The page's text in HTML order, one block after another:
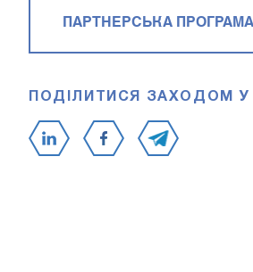
ПАРТНЕРСЬКА ПРОГРАМА
ПОДІЛИТИСЯ ЗАХОДОМ